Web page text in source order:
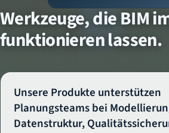
Werkzeuge, die BIM
funktionieren lassen.
Unsere Produkte unterstützen
Planungsteams bei
Datenstruktur,